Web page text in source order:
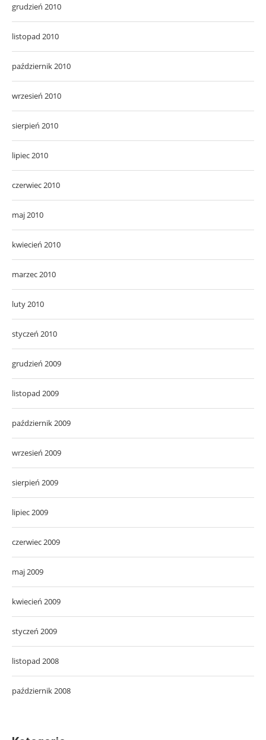
grudzień 2010
listopad 2010
październik 2010
wrzesień 2010
sierpień 2010
lipiec 2010
czerwiec 2010
maj 2010
kwiecień 2010
marzec 2010
luty 2010
styczeń 2010
grudzień 2009
listopad 2009
październik 2009
wrzesień 2009
sierpień 2009
lipiec 2009
czerwiec 2009
maj 2009
kwiecień 2009
styczeń 2009
listopad 2008
październik 2008